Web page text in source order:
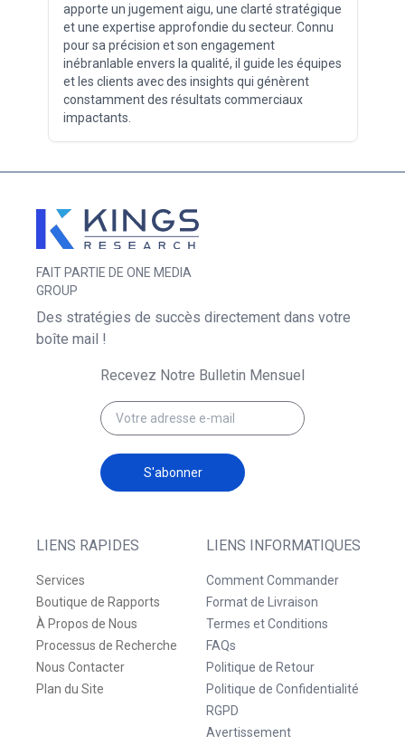
apporte un jugement aigu, une clarté stratégique
et une expertise approfondie du secteur. Connu
pour sa précision et son engagement
inébranlable envers la qualité, il guide les équipes
et les clients avec des insights qui génèrent
constamment des résultats commerciaux
impactants.
FAIT PARTIE DE ONE MEDIA
GROUP
LIENS RAPIDES
Services
Boutique de Rapports
À Propos de Nous
Processus de Recherche
Nous Contacter
Plan du Site
LIENS INFORMATIQUES
Comment Commander
Format de Livraison
Termes et Conditions
FAQs
Politique de Retour
Politique de Confidentialité
RGPD
Avertissement
Des stratégies de succès directement dans votre
boîte mail !
Recevez Notre Bulletin Mensuel
S'abonner